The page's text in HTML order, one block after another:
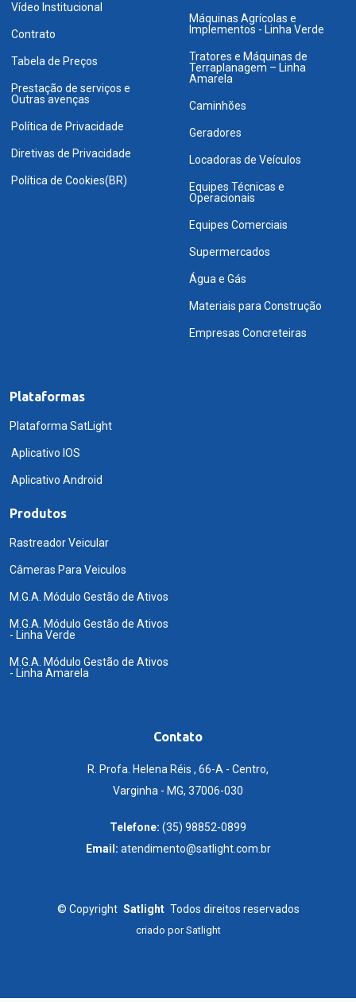
Vídeo Institucional
Contrato
Tabela de Preços
Prestação de serviços e
Outras avenças
Política de Privacidade
Diretivas de Privacidade
Política de Cookies(BR)
Máquinas Agrícolas e
Implementos - Linha Verde
Tratores e Máquinas de
Terraplanagem – Linha
Amarela
Caminhões
Geradores
Locadoras de Veículos
Equipes Técnicas e
Operacionais
Equipes Comerciais
Supermercados
Água e Gás
Materiais para Construção
Empresas Concreteiras
Plataformas
Plataforma SatLight
Aplicativo IOS
Aplicativo Android
Produtos
Rastreador Veicular
Câmeras Para Veiculos
M.G.A. Módulo Gestão de Ativos
M.G.A. Módulo Gestão de Ativos
- Linha Verde
M.G.A. Módulo Gestão de Ativos
- Linha Amarela
Contato
R. Profa. Helena Réis , 66-A - Centro,
Varginha - MG, 37006-030
Telefone: (35) 98852-0899
Email: atendimento@satlight.com.br
© Copyright Satlight Todos direitos reservados
criado porSatlight